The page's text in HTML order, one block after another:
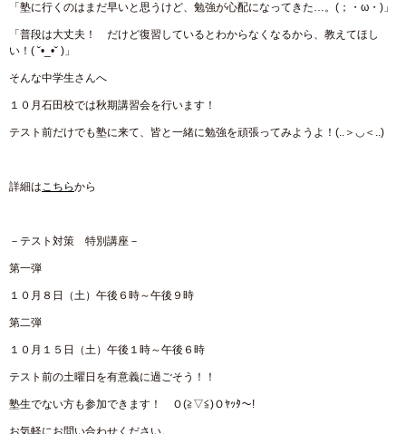
「塾に行くのはまだ早いと思うけど、勉強が心配になってきた…。(；・ω・)」
「普段は大丈夫！ だけど復習しているとわからなくなるから、教えてほし
い！( ˘•_•˘ )」
そんな中学生さんへ
１０月石田校では秋期講習会を行います！
テスト前だけでも塾に来て、皆と一緒に勉強を頑張ってみようよ！(..＞◡＜..)
詳細はこちらから
－テスト対策 特別講座－
第一弾
１０月８日（土）午後６時～午後９時
第二弾
１０月１５日（土）午後１時～午後６時
テスト前の土曜日を有意義に過ごそう！！
塾生でない方も参加できます！ Ｏ(≧▽≦)Ｏﾔｯﾀ～!